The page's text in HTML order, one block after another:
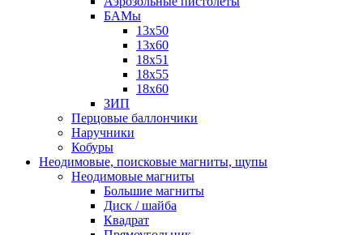
БАМы
13х50
13х60
18х51
18х55
18х60
ЗИП
Перцовые баллончики
Наручники
Кобуры
Неодимовые, поисковые магниты, щупы
Неодимовые магниты
Большие магниты
Диск / шайба
Квадрат